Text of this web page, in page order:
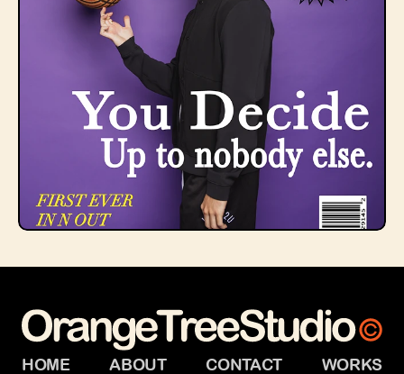
HOME ABOUT CONTACT WORKS